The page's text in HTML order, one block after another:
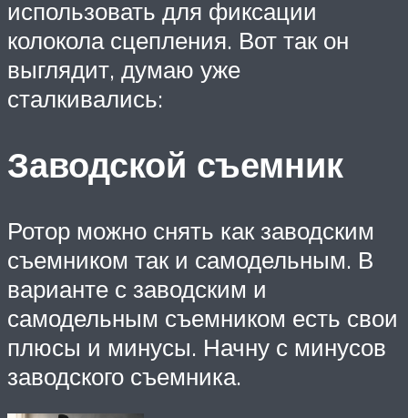
использовать для фиксации
колокола сцепления. Вот так он
выглядит, думаю уже
сталкивались:
Заводской съемник
Ротор можно снять как заводским
съемником так и самодельным. В
варианте с заводским и
самодельным съемником есть свои
плюсы и минусы. Начну с минусов
заводского съемника.